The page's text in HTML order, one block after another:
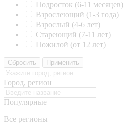
Подросток (6-11 месяцев)
Взрослеющий (1-3 года)
Взрослый (4-6 лет)
Стареющий (7-11 лет)
Пожилой (от 12 лет)
Сбросить Применить
Город, регион
Популярные
Все регионы